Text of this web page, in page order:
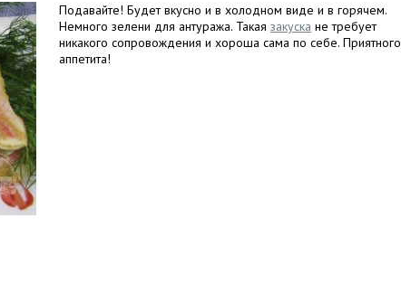
Подавайте! Будет вкусно и в холодном виде и в горячем.
Немного зелени для антуража. Такая закуска не требует
никакого сопровождения и хороша сама по себе. Приятного
аппетита!